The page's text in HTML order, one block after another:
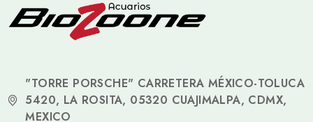
"TORRE PORSCHE" CARRETERA MÉXICO-TOLUCA
5420, LA ROSITA, 05320 CUAJIMALPA, CDMX,
MEXICO